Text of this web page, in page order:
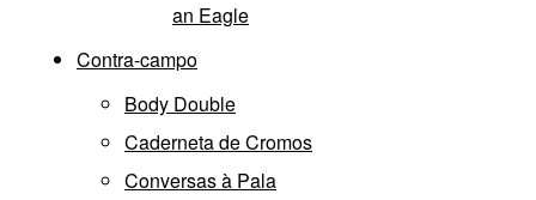
an Eagle
Contra-campo
Body Double
Caderneta de Cromos
Conversas à Pala